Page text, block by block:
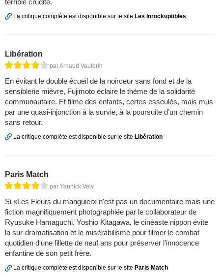
La critique complète est disponible sur le site Les Inrockuptibles
Libération
par Arnaud Vaulerin
En évitant le double écueil de la noirceur sans fond et de la
sensiblerie mièvre, Fujimoto éclaire le thème de la solidarité
communautaire. Et filme des enfants, certes esseulés, mais mus
par une quasi-injonction à la survie, à la poursuite d’un chemin
sans retour.
La critique complète est disponible sur le site Libération
Paris Match
par Yannick Vely
Si «Les Fleurs du manguier» n'est pas un documentaire mais une
fiction magnifiquement photographiée par le collaborateur de
Ryusuke Hamaguchi, Yoshio Kitagawa, le cinéaste nippon évite
la sur-dramatisation et le misérabilisme pour filmer le combat
quotidien d'une fillette de neuf ans pour préserver l'innocence
enfantine de son petit frère.
La critique complète est disponible sur le site Paris Match